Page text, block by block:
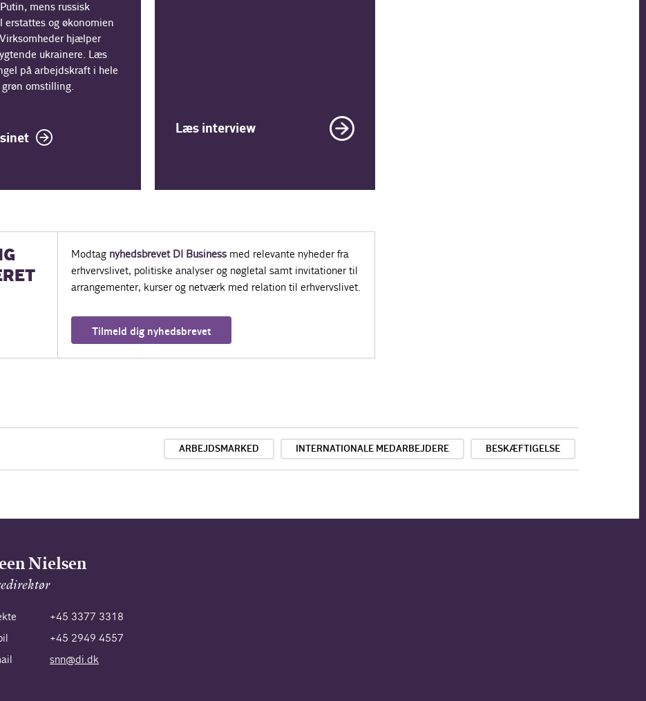
mens russisk
erstattes og økonomien
hjælper
ukrainere. Læs
på arbejdskraft i hele
grøn omstilling.
Læs interview
Modtag nyhedsbrevet DI Businessmed relevante nyheder fra
erhvervslivet, politiske analyser og nøgletal samt invitationer til
arrangementer, kurser og netværk med relation til erhvervslivet.
Tilmeld dig nyhedsbrevet
ARBEJDSMARKED INTERNATIONALE MEDARBEJDERE BESKÆFTIGELSE
Nielsen
+45 3377 3318
+45 2949 4557
snn@di.dk